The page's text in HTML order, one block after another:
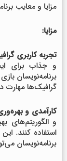
مزایا و معایب
مزایا:
تجربه کاربری
و جذاب برای
برنامه‌نویسان
گرافیک‌ها مهارت
کارآمدی و
و الگوریتم‌های
استفاده کنند.
برنامه‌نویسان